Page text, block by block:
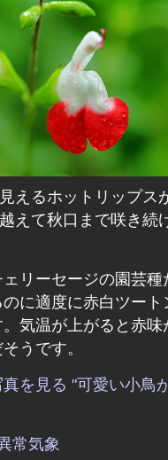
えて秋口まで咲き続
リーセージの園芸種
に適度に赤白ツート
気温が上がると赤味
うです。
を見る "可愛い小鳥
常気象